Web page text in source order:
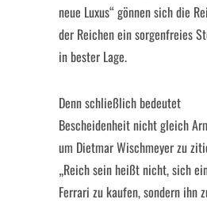
neue Luxus“ gönnen sich die
der Reichen ein sorgenfreies
in bester Lage.
Denn schließlich bedeutet
Bescheidenheit nicht gleich
um Dietmar Wischmeyer zu
„Reich sein heißt nicht, sich
Ferrari zu kaufen, sondern ihn